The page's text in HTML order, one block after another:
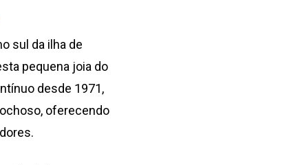
sul da ilha de
pequena joia do
desde 1971,
oferecendo